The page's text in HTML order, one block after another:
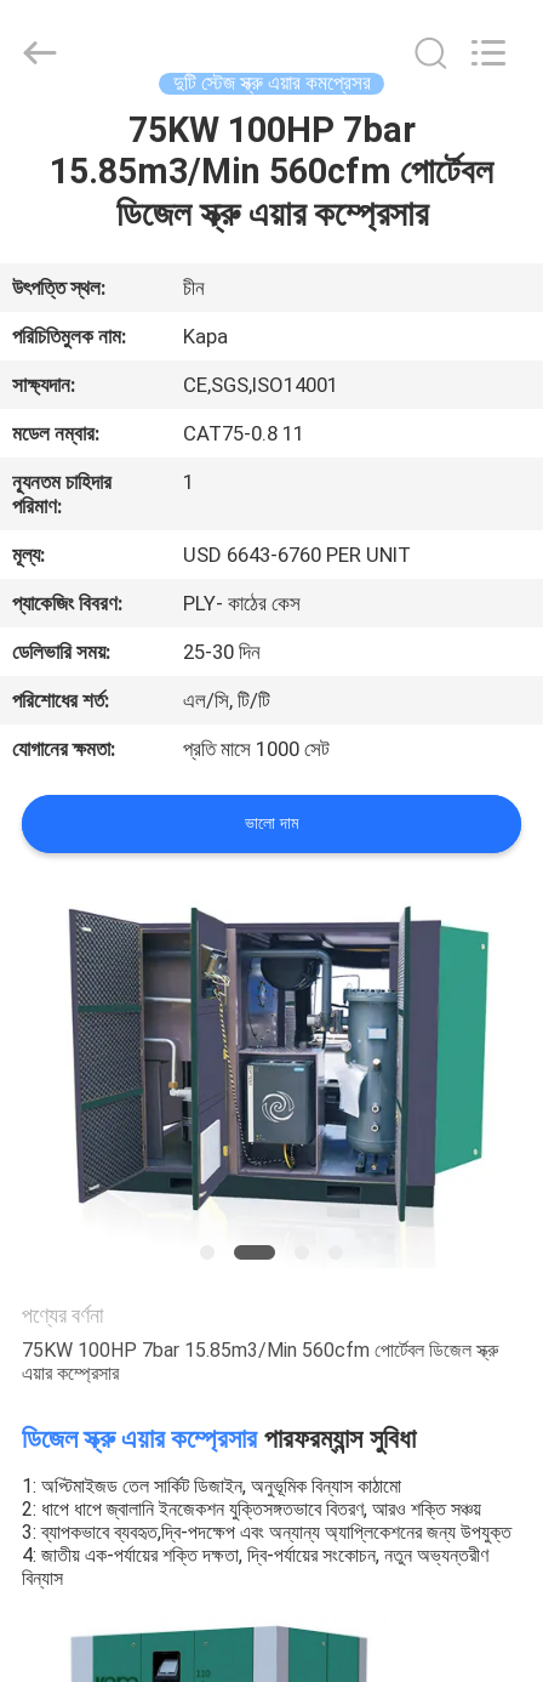
ভিডিও
সম্পর্কে
কারখানা
গুণমান
নিয়ন্ত্রণ
যোগাযোগ
PRIVACY
POLICY
Gas
Technology
দুটি স্টেজ স্ক্রু এয়ার কমপ্রেসর
75KW 100HP 7bar
15.85m3/Min 560cfm পোর্টেবল
ডিজেল স্ক্রু এয়ার কম্প্রেসার
উৎপত্তি স্থল:
চীন
পরিচিতিমুলক নাম:
Kapa
সাক্ষ্যদান:
CE,SGS,ISO14001
মডেল নম্বার:
CAT75-0.8 11
ন্যূনতম চাহিদার
পরিমাণ:
1
মূল্য:
USD 6643-6760 PER UNIT
প্যাকেজিং বিবরণ:
PLY- কাঠের কেস
ডেলিভারি সময়:
25-30 দিন
পরিশোধের শর্ত:
এল/সি, টি/টি
যোগানের ক্ষমতা:
প্রতি মাসে 1000 সেট
ভালো দাম
পণ্যের বর্ণনা
75KW 100HP 7bar 15.85m3/Min 560cfm পোর্টেবল ডিজেল স্ক্রু
এয়ার কম্প্রেসার
ডিজেল স্ক্রু এয়ার কম্প্রেসার পারফরম্যান্স সুবিধা
1: অপ্টিমাইজড তেল সার্কিট ডিজাইন, অনুভূমিক বিন্যাস কাঠামো
2: ধাপে ধাপে জ্বালানি ইনজেকশন যুক্তিসঙ্গতভাবে বিতরণ, আরও শক্তি সঞ্চয়
3: ব্যাপকভাবে ব্যবহৃত,দ্বি-পদক্ষেপ এবং অন্যান্য অ্যাপ্লিকেশনের জন্য উপযুক্ত
4: জাতীয় এক-পর্যায়ের শক্তি দক্ষতা, দ্বি-পর্যায়ের সংকোচন, নতুন অভ্যন্তরীণ
বিন্যাস